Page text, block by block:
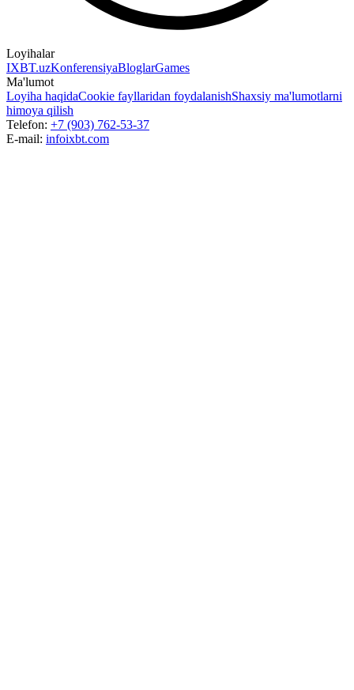
Loyihalar
IXBT.uzKonferensiyaBloglarGames
Ma'lumot
Loyiha haqidaCookie fayllaridan foydalanishShaxsiy ma'lumotlarni
himoya qilish
Telefon: +7 (903) 762-53-37
E-mail: infoixbt.com